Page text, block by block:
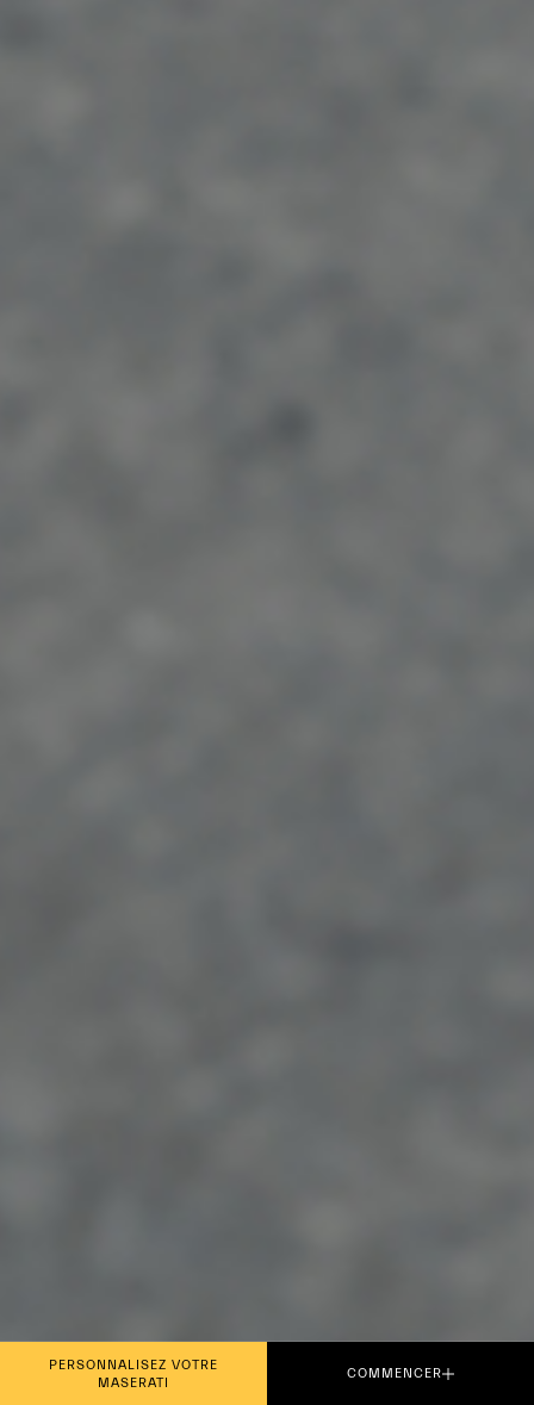
PERSONNALISEZ VOTRE
MASERATI
COMMENCER